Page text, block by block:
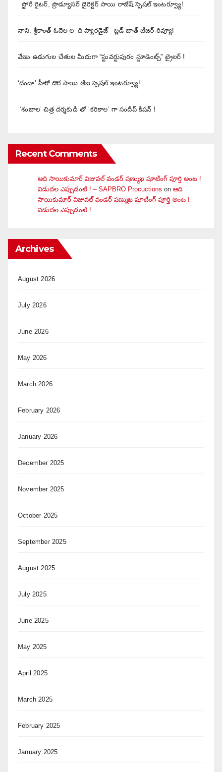
స్టోరీ రైటర్, ప్రొడ్యూసర్ డైరెక్టర్ సాయి రాజేష్ స్పెషల్ ఇంటర్వ్యూ!
నాని, శ్రీకాంత్ ఓదెల ల ‘ది ప్యారడైజ్’ బ్లడ్ బాత్ టీజర్ రివ్యూ!
వేణు ఉడుగుల చేతుల మీదుగా “స్టువర్టుపురం స్టూడెంట్స్” ట్రైలర్ !
‘దందా’ హీరో దొర సాయి తేజ స్పెషల్ ఇంటర్వ్యూ!
‘శంబాల’ చిత్ర దర్శకుడి తో ‘కరికాల’ గా సందీప్ కిషన్ !
Recent Comments
ఆది సాయికుమార్ విజువ‌ల్ వండ‌ర్ ష‌ణ్ముఖ షూటింగ్ పూర్తి అంట !
విడుదల ఎప్పుడంటే ! – SAPBRO Procuctions on ఆది
సాయికుమార్ విజువ‌ల్ వండ‌ర్ ష‌ణ్ముఖ షూటింగ్ పూర్తి అంట !
విడుదల ఎప్పుడంటే !
Archives
August 2026
July 2026
June 2026
May 2026
March 2026
February 2026
January 2026
December 2025
November 2025
October 2025
September 2025
August 2025
July 2025
June 2025
May 2025
April 2025
March 2025
February 2025
January 2025